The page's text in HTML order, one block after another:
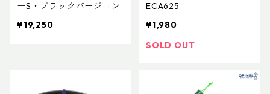
ーS・ブラックバージョン
¥19,250
ECA625
¥1,980
SOLD OUT